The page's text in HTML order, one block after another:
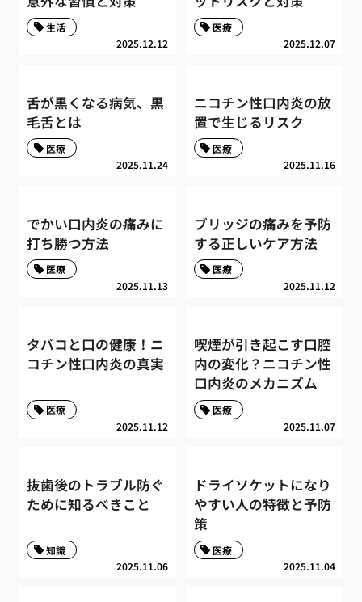
2025.12.12
生活
2025.12.07
医療
舌が黒くなる病気、黒
毛舌とは
2025.11.24
医療
ニコチン性口内炎の放
置で生じるリスク
2025.11.16
医療
でかい口内炎の痛みに
打ち勝つ方法
2025.11.13
医療
ブリッジの痛みを予防
する正しいケア方法
2025.11.12
医療
タバコと口の健康！ニ
コチン性口内炎の真実
2025.11.12
医療
喫煙が引き起こす口腔
内の変化？ニコチン性
口内炎のメカニズム
2025.11.07
医療
抜歯後のトラブル防ぐ
ために知るべきこと
2025.11.06
知識
ドライソケットになり
やすい人の特徴と予防
策
2025.11.04
医療